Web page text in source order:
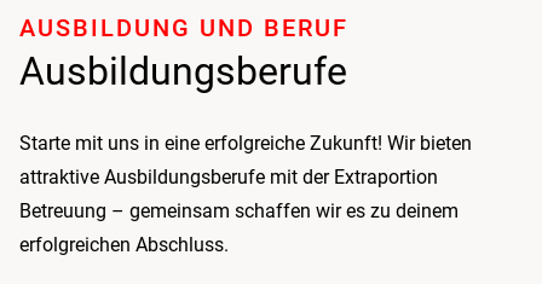
Ausbildungsberufe
AUSBILDUNG UND BERUF
Starte mit uns in eine erfolgreiche Zukunft! Wir bieten
attraktive Ausbildungs­berufe mit der Extraportion
Betreuung – gemeinsam schaffen wir es zu deinem
erfolgreichen Abschluss.